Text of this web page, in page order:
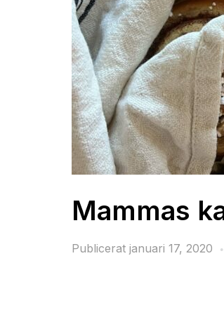
Mammas
Publicerat januari 17, 2020